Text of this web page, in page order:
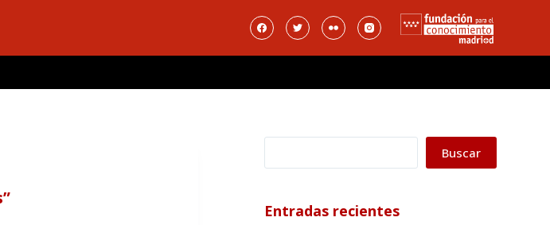
Buscar
Entradas recientes